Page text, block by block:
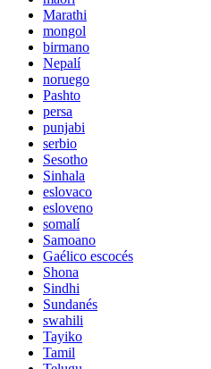
Marathi
mongol
birmano
Nepalí
noruego
Pashto
persa
punjabi
serbio
Sesotho
Sinhala
eslovaco
esloveno
somalí
Samoano
Gaélico escocés
Shona
Sindhi
Sundanés
swahili
Tayiko
Tamil